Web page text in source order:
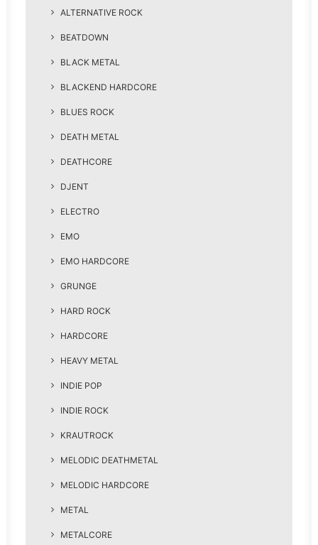
ALTERNATIVE ROCK
BEATDOWN
BLACK METAL
BLACKEND HARDCORE
BLUES ROCK
DEATH METAL
DEATHCORE
DJENT
ELECTRO
EMO
EMO HARDCORE
GRUNGE
HARD ROCK
HARDCORE
HEAVY METAL
INDIE POP
INDIE ROCK
KRAUTROCK
MELODIC DEATHMETAL
MELODIC HARDCORE
METAL
METALCORE